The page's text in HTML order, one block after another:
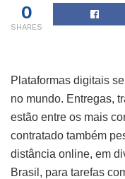
0
SHARES
Plataformas digitais
no mundo. Entregas,
estão entre os mais
contratado também
distância online, em
Brasil, para tarefas